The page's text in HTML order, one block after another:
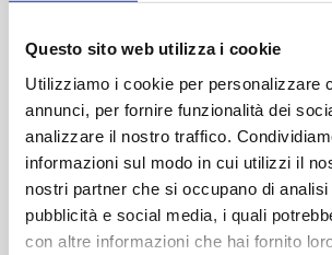
Questo sito web utilizza i cookie
Utilizziamo i cookie per personalizzare
annunci, per fornire funzionalità dei
analizzare il nostro traffico.
informazioni sul modo in cui utilizzi il
nostri partner che si occupano di analisi
pubblicità e social media, i quali
con altre informazioni che hai fornito
OPTIONAL
Serratura meccanica a 5 punti
Serratura meccanica
chiusura
Serratura meccanica
chiusura
Serratura motorizzata a 3
Serratura da